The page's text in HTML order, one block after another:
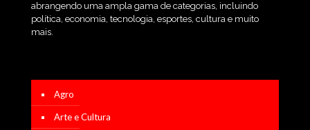
abrangendo uma ampla gama de categorias, incluindo
política, economia, tecnologia, esportes, cultura e muito
mais.
Agro
Arte e Cultura